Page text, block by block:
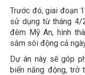
Trước đó, giai đoạn
sử dụng từ tháng 4/
đêm Mỹ An, hình
sắm sôi động cả
Dự án này sẽ góp
biển năng động, trở